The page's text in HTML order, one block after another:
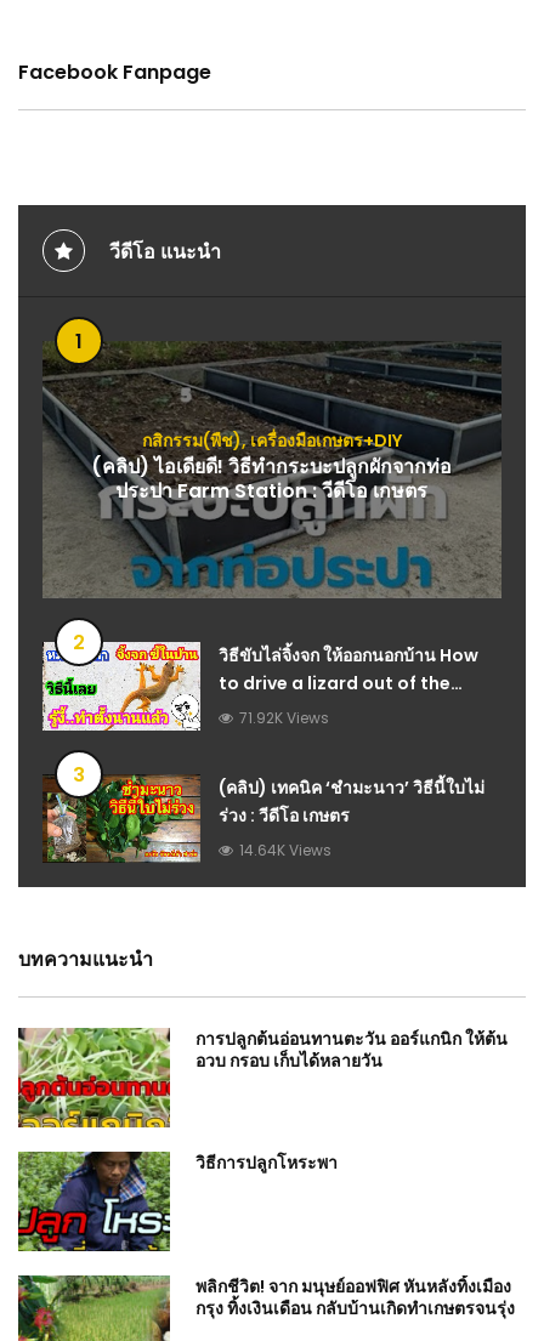
Facebook Fanpage
วีดีโอ แนะนำ
1
กสิกรรม(พืช),เครื่องมือเกษตร+DIY
(คลิป) ไอเดียดี! วิธีทำกระบะปลูกผักจากท่อ
ประปา Farm Station : วีดีโอ เกษตร
2
วิธีขับไล่จิ้งจก ให้ออกนอกบ้าน How
to drive a lizard out of the
house : วีดีโอ เกษตร
71.92K Views
3
(คลิป) เทคนิค ‘ชำมะนาว’ วิธีนี้ใบไม่
ร่วง : วีดีโอ เกษตร
14.64K Views
บทความแนะนำ
การปลูกต้นอ่อนทานตะวัน ออร์แกนิก ให้ต้น
อวบ กรอบ เก็บได้หลายวัน
วิธีการปลูกโหระพา
พลิกชีวิต! จาก มนุษย์ออฟฟิศ หันหลังทิ้งเมือง
กรุง ทิ้งเงินเดือน กลับบ้านเกิดทำเกษตรจนรุ่ง